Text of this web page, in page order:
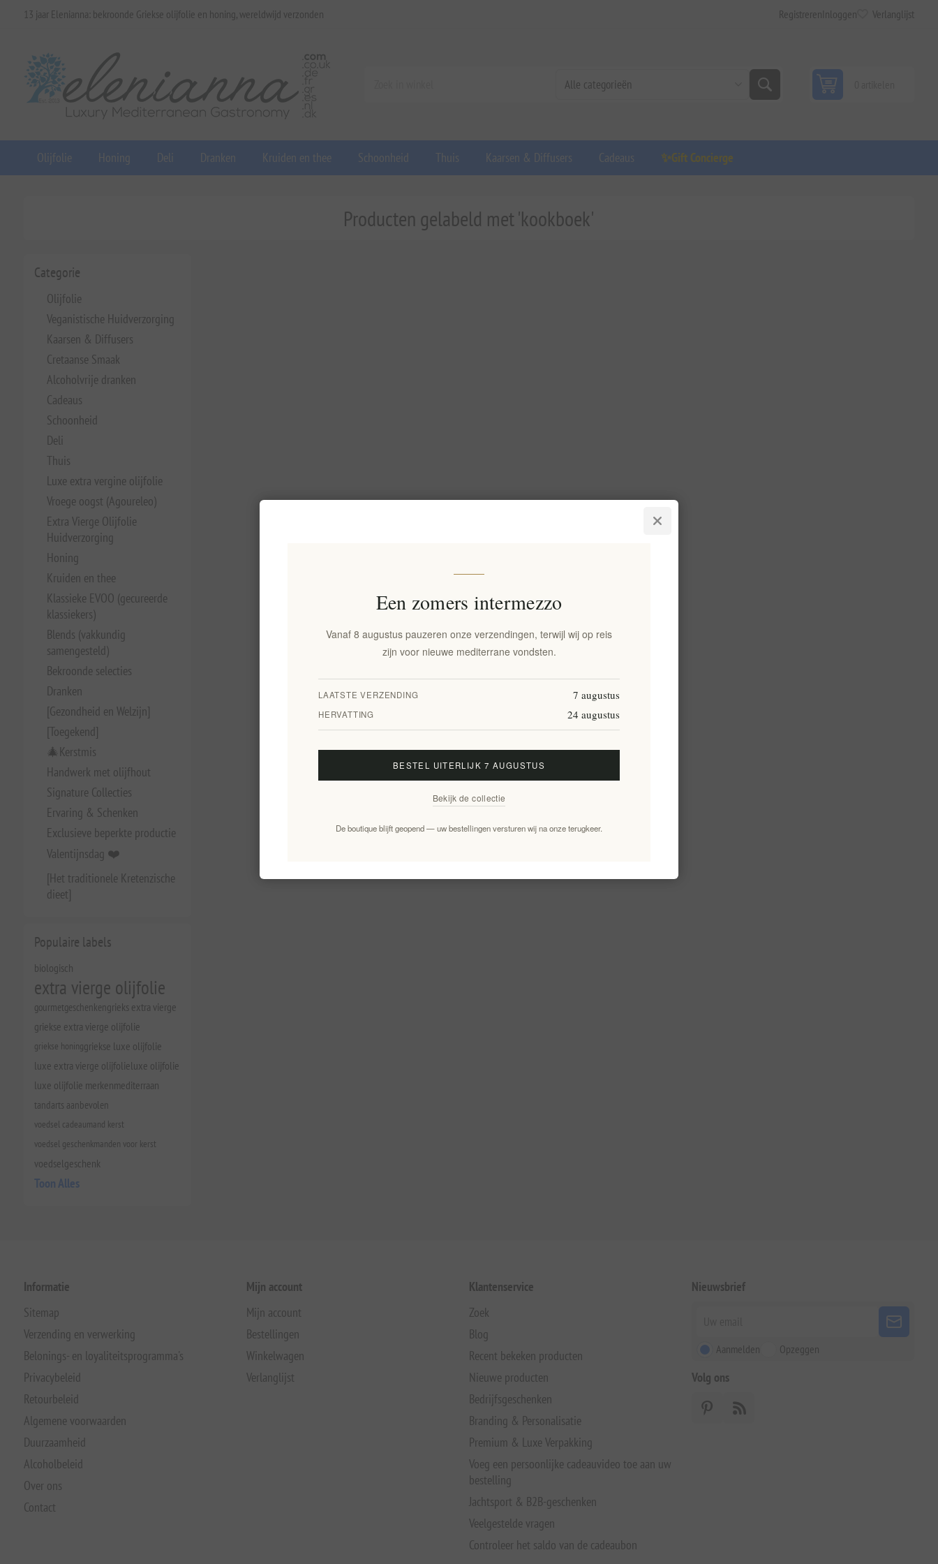
13 jaar Elenianna: bekroonde Griekse olijfolie en honing, wereldwijd verzonden Registreren Inloggen Verlanglijst
Olijfolie Honing Deli Dranken Kruiden en thee Schoonheid Thuis Kaarsen & Diffusers Cadeaus ✨Gift Concierge
Categorie
Olijfolie
Veganistische Huidverzorging
Kaarsen & Diffusers
Cretaanse Smaak
Alcoholvrije dranken
Cadeaus
Schoonheid
Deli
Thuis
Luxe extra vergine olijfolie
Vroege oogst (Agoureleo)
Extra Vierge Olijfolie
Huidverzorging
Honing
Kruiden en thee
Klassieke EVOO (gecureerde
klassiekers)
Blends (vakkundig
samengesteld)
Bekroonde selecties
Dranken
[Gezondheid en Welzijn]
[Toegekend]
🎄Kerstmis
Handwerk met olijfhout
Signature Collecties
Ervaring & Schenken
Exclusieve beperkte productie
Valentijnsdag ❤️
[Het traditionele Kretenzische
dieet]
Populaire labels
biologisch
extra vierge olijfolie
gourmetgeschenkengrieks extra vierge
griekse extra vierge olijfolie
griekse honinggriekse luxe olijfolie
luxe extra vierge olijfolieluxe olijfolie
luxe olijfolie merkenmediterraan
tandarts aanbevolen
voedsel cadeaumand kerst
voedsel geschenkmanden voor kerst
voedselgeschenk
Toon Alles
Producten gelabeld met 'kookboek'
Informatie
Sitemap
Verzending en verwerking
Belonings- en loyaliteitsprogramma's
Privacybeleid
Retourbeleid
Algemene voorwaarden
Duurzaamheid
Alcoholbeleid
Over ons
Contact
Mijn account
Mijn account
Bestellingen
Winkelwagen
Verlanglijst
Klantenservice
Zoek
Blog
Recent bekeken producten
Nieuwe producten
Bedrijfsgeschenken
Branding & Personalisatie
Premium & Luxe Verpakking
Voeg een persoonlijke cadeauvideo toe aan uw
bestelling
Jachtsport & B2B-geschenken
Veelgestelde vragen
Controleer het saldo van de cadeaubon
Nieuwsbrief
Aanmelden Opzeggen
Volg ons
Een zomers intermezzo
Vanaf 8 augustus pauzeren onze verzendingen, terwijl wij op reis
zijn voor nieuwe mediterrane vondsten.
LAATSTE VERZENDING 7 augustus
HERVATTING 24 augustus
BESTEL UITERLIJK 7 AUGUSTUS
Bekijk de collectie
De boutique blijft geopend — uw bestellingen versturen wij na onze terugkeer.